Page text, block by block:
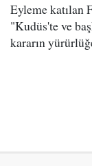
Eyleme
"Kudüs'te ve
kararın